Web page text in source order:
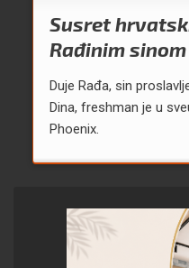
Susret
Rađinim
Duje Rađa, sin
Dina, freshman je u
Phoenix.